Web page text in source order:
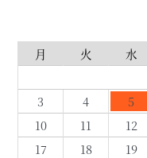
月 火 水
3
4 5
10
11 12
17
18 19